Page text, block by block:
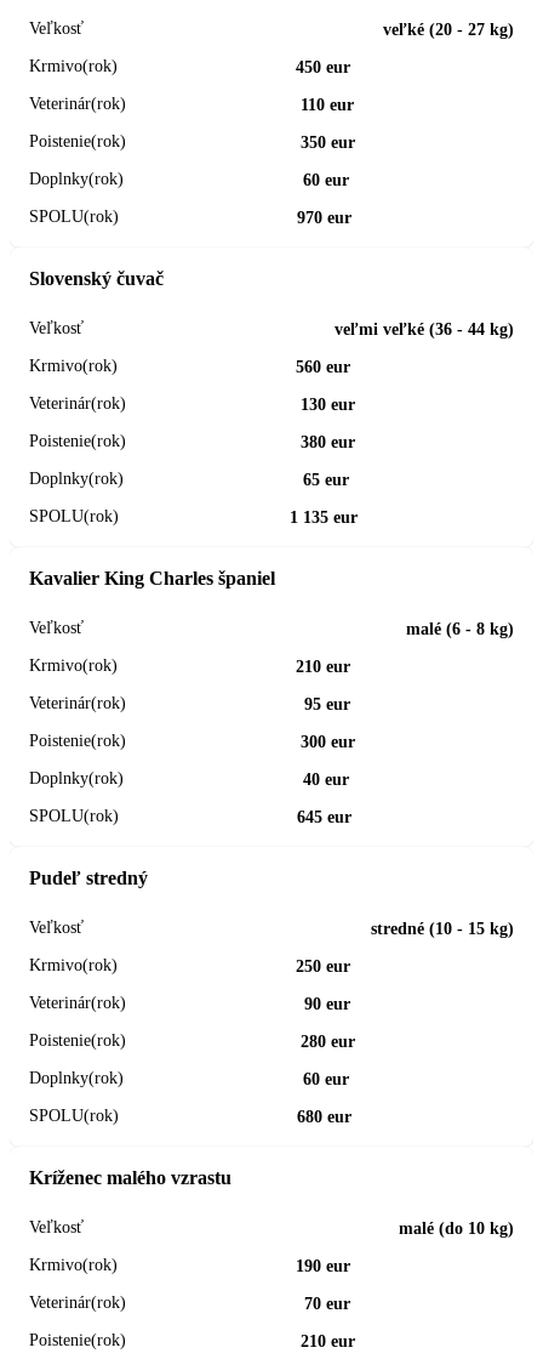
veľké (20 - 27 kg)
450 eur
110 eur
350 eur
60 eur
970 eur
Slovenský čuvač
veľmi veľké (36 - 44 kg)
560 eur
130 eur
380 eur
65 eur
1 135 eur
Kavalier King Charles španiel
malé (6 - 8 kg)
210 eur
95 eur
300 eur
40 eur
645 eur
Pudeľ stredný
stredné (10 - 15 kg)
250 eur
90 eur
280 eur
60 eur
680 eur
Kríženec malého vzrastu
malé (do 10 kg)
190 eur
70 eur
210 eur